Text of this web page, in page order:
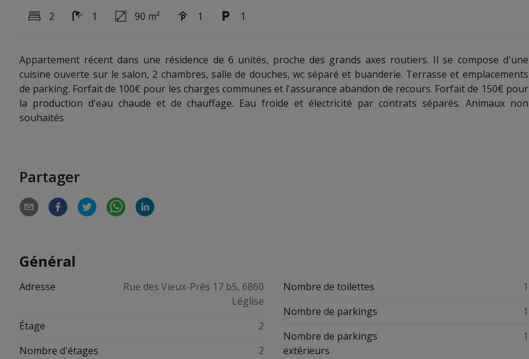
2 1 90 m² 1 1
Appartement récent dans une résidence de 6 unités, proche des grands axes routiers. Il se compose d'une
cuisine ouverte sur le salon, 2 chambres, salle de douches, wc séparé et buanderie. Terrasse et emplacements
de parking. Forfait de 100€ pour les charges communes et l'assurance abandon de recours. Forfait de 150€ pour
la production d'eau chaude et de chauffage. Eau froide et électricité par contrats séparés. Animaux non
souhaités
Partager
Général
Adresse
Rue des Vieux-Prés 17 b5, 6860
Léglise
Étage
2
Nombre d'étages
2
Nombre de toilettes
1
Nombre de parkings
1
Nombre de parkings
extérieurs
1